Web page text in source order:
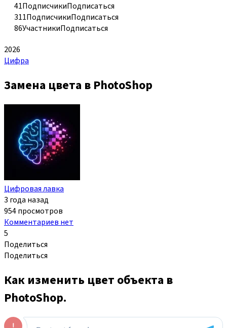
41ПодписчикиПодписаться
311ПодписчикиПодписаться
86УчастникиПодписаться
2026
Цифра
Замена цвета в PhotoShop
Цифровая лавка
3 года назад
954 просмотров
Комментариев нет
5
Поделиться
Поделиться
Как изменить цвет объекта в
PhotoShop.